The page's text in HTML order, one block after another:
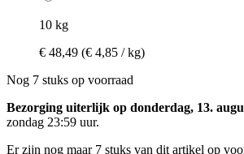
10 kg
€ 48,49 (€ 4,85 / kg)
Nog 7 stuks op voorraad
Bezorging uiterlijk op donderdag, 13.
zondag 23:59 uur.
Er zijn nog maar 7 stuks van dit artikel op